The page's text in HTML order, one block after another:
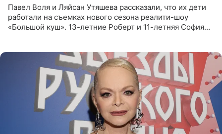
Павел Воля и Ляйсан Утяшева рассказали, что их дети
работали на съемках нового сезона реалити-шоу
«Большой куш». 13-летние Роберт и 11-летняя София